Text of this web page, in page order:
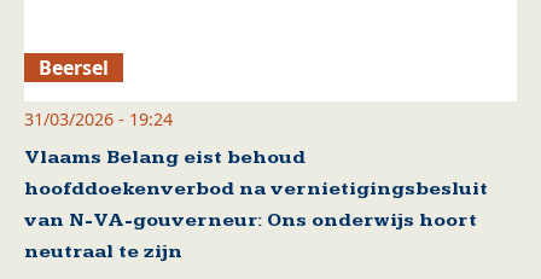
Beersel
31/03/2026 - 19:24
Vlaams Belang eist behoud
hoofddoekenverbod na vernietigingsbesluit
van N-VA-gouverneur: Ons onderwijs hoort
neutraal te zijn